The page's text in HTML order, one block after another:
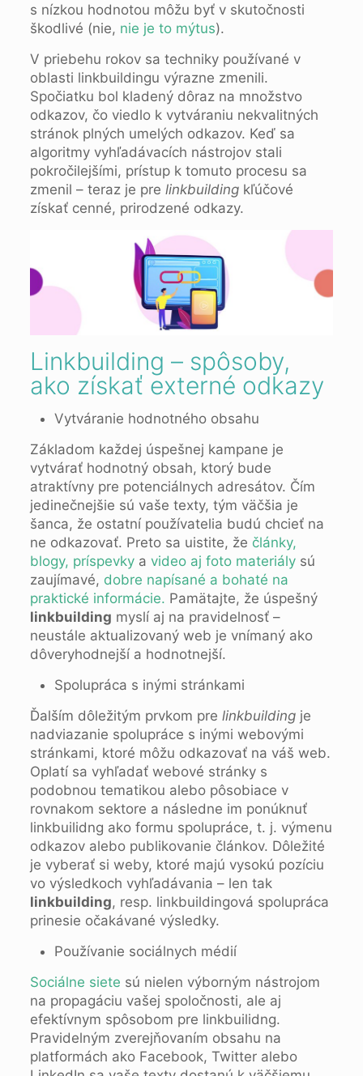
s nízkou hodnotou môžu byť v skutočnosti
škodlivé (nie, nie je to mýtus).
V priebehu rokov sa techniky používané v
oblasti linkbuildingu výrazne zmenili.
Spočiatku bol kladený dôraz na množstvo
odkazov, čo viedlo k vytváraniu nekvalitných
stránok plných umelých odkazov. Keď sa
algoritmy vyhľadávacích nástrojov stali
pokročilejšími, prístup k tomuto procesu sa
zmenil – teraz je pre linkbuildingkľúčové
získať cenné, prirodzené odkazy.
Linkbuilding – spôsoby,
ako získať externé odkazy
Vytváranie hodnotného obsahu
Základom každej úspešnej kampane je
vytvárať hodnotný obsah, ktorý bude
atraktívny pre potenciálnych adresátov. Čím
jedinečnejšie sú vaše texty, tým väčšia je
šanca, že ostatní používatelia budú chcieť na
ne odkazovať. Preto sa uistite, že články,
blogy, príspevkya video aj foto materiálysú
zaujímavé, dobre napísané a bohaté na
praktické informácie. Pamätajte, že úspešný
linkbuilding myslí aj na pravidelnosť –
neustále aktualizovaný web je vnímaný ako
dôveryhodnejší a hodnotnejší.
Spolupráca s inými stránkami
Ďalším dôležitým prvkom pre linkbuildingje
nadviazanie spolupráce s inými webovými
stránkami, ktoré môžu odkazovať na váš web.
Oplatí sa vyhľadať webové stránky s
podobnou tematikou alebo pôsobiace v
rovnakom sektore a následne im ponúknuť
linkbuilidng ako formu spolupráce, t. j. výmenu
odkazov alebo publikovanie článkov. Dôležité
je vyberať si weby, ktoré majú vysokú pozíciu
vo výsledkoch vyhľadávania – len tak
linkbuilding, resp. linkbuildingová spolupráca
prinesie očakávané výsledky.
Používanie sociálnych médií
Sociálne siete sú nielen výborným nástrojom
na propagáciu vašej spoločnosti, ale aj
efektívnym spôsobom pre linkbuilidng.
Pravidelným zverejňovaním obsahu na
platformách ako Facebook, Twitter alebo